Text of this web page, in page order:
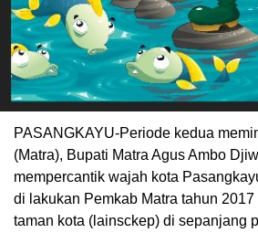
PASANGKAYU-Periode kedua
(Matra), Bupati Matra Agus Ambo
mempercantik wajah kota
di lakukan Pemkab Matra tahun
taman kota (lainsckep) di sepanjang